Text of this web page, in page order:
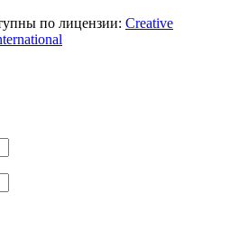
по лицензии: Creative